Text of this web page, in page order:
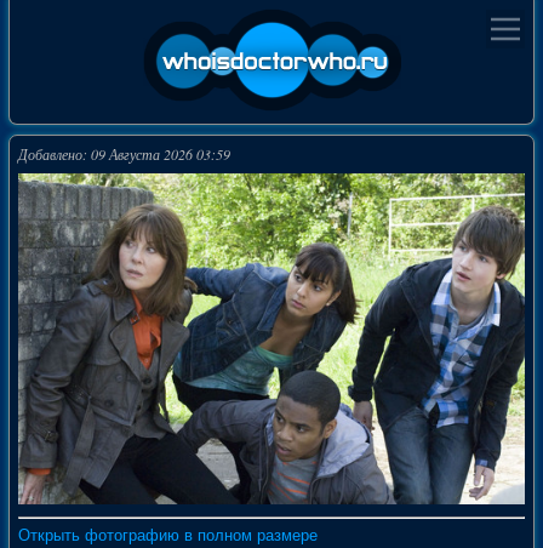
Добавлено: 09 Августа 2026 03:59
Открыть фотографию в полном размере